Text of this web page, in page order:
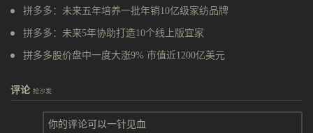
拼多多：未来五年培养一批年销10亿级家纺品牌
拼多多：未来5年协助打造10个线上版宜家
拼多多股价盘中一度大涨9% 市值近1200亿美元
评论 抢沙发